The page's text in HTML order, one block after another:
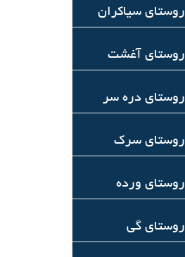
روستای سیاکران
روستای آغشت
روستای دره سر
روستای سرک
روستای ورده
روستای گی